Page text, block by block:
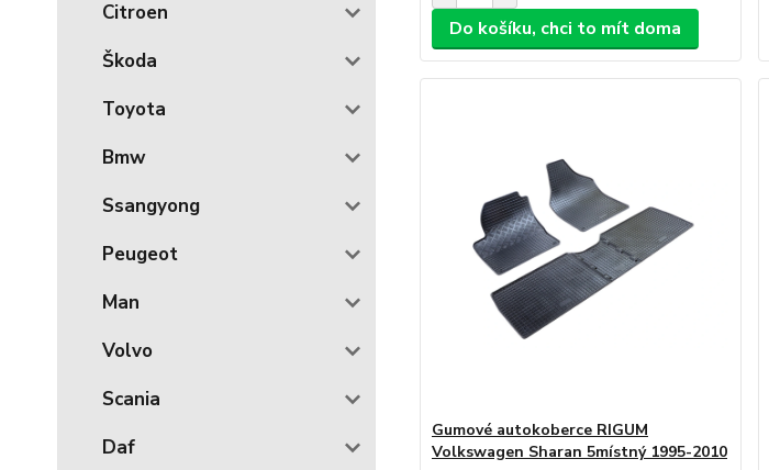
Citroen
Škoda
Toyota
Bmw
Ssangyong
Peugeot
Man
Volvo
Scania
Daf
Do košíku, chci to mít doma
Gumové autokoberce RIGUM
Volkswagen Sharan 5místný 1995-2010